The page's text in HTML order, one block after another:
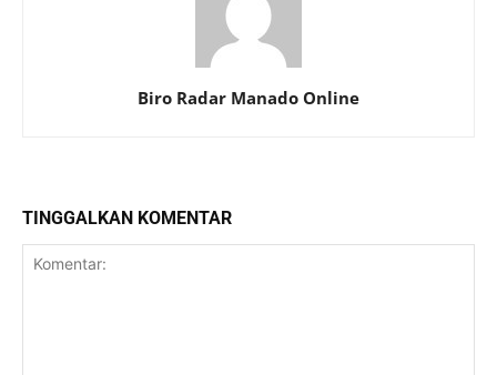
Biro Radar Manado Online
TINGGALKAN KOMENTAR